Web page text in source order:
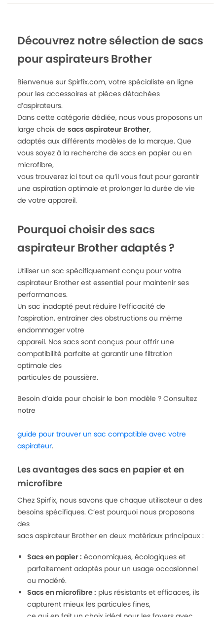
Découvrez notre sélection de sacs
pour aspirateurs Brother
Bienvenue sur Spirfix.com, votre spécialiste en ligne
pour les accessoires et pièces détachées
d’aspirateurs.
Dans cette catégorie dédiée, nous vous proposons un
large choix de sacs aspirateur Brother,
adaptés aux différents modèles de la marque. Que
vous soyez à la recherche de sacs en papier ou en
microfibre,
vous trouverez ici tout ce qu’il vous faut pour garantir
une aspiration optimale et prolonger la durée de vie
de votre appareil.
Pourquoi choisir des sacs
aspirateur Brother adaptés ?
Utiliser un sac spécifiquement conçu pour votre
aspirateur Brother est essentiel pour maintenir ses
performances.
Un sac inadapté peut réduire l’efficacité de
l’aspiration, entraîner des obstructions ou même
endommager votre
appareil. Nos sacs sont conçus pour offrir une
compatibilité parfaite et garantir une filtration
optimale des
particules de poussière.
Besoin d’aide pour choisir le bon modèle ? Consultez
notre
guide pour trouver un sac compatible avec votre
aspirateur.
Les avantages des sacs en papier et en
microfibre
Chez Spirfix, nous savons que chaque utilisateur a des
besoins spécifiques. C’est pourquoi nous proposons
des
sacs aspirateur Brother en deux matériaux principaux :
Sacs en papier : économiques, écologiques et
parfaitement adaptés pour un usage occasionnel
ou modéré.
Sacs en microfibre : plus résistants et efficaces, ils
capturent mieux les particules fines,